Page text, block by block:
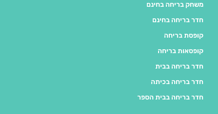
משחק בריחה בחינם
חדר בריחה בחינם
קופסת בריחה
קופסאות בריחה
חדר בריחה בבית
חדר בריחה בכיתה
חדר בריחה בבית הספר